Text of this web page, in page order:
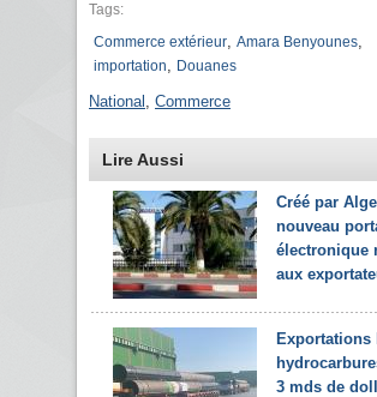
Tags:
Commerce extérieur Amara Benyounes
importation Douanes
National Commerce
Lire Aussi
Créé par
nouveau
électronique
aux
Exportations
3 mds de